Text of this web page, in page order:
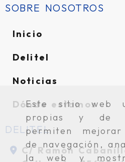
Este sitio web
propias y de
permiten
de navegación,
la web y
SOBRE NOSOTROS
Inicio
Delitel
Noticias
Dónde estamos
DELITEL
C/ Ramón